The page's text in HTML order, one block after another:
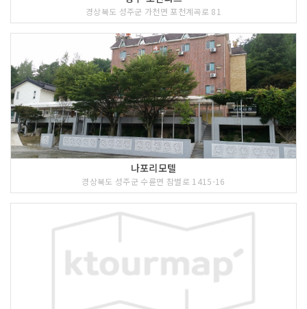
경상북도 성주군 가천면 포천계곡로 81
나포리모텔
경상북도 성주군 수륜면 참별로 1415-16